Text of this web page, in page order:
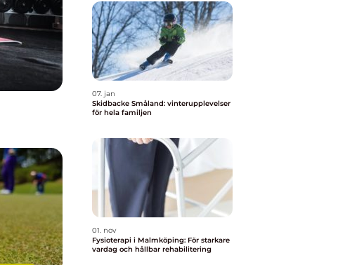
07. jan
Skidbacke Småland: vinterupplevelser
för hela familjen
01. nov
Fysioterapi i Malmköping: För starkare
vardag och hållbar rehabilitering